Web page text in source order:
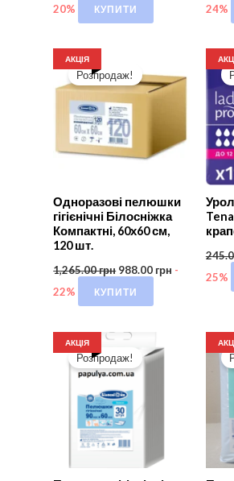
20%
КУПИТИ
24%
АКЦІЯ
Розпродаж!
Одноразові пелюшки
гігієнічні Білосніжка
Компактні, 60х60 см,
120 шт.
1,265.00грн 988.00 грн -
22%
КУПИТИ
25%
АКЦІЯ
Розпродаж!